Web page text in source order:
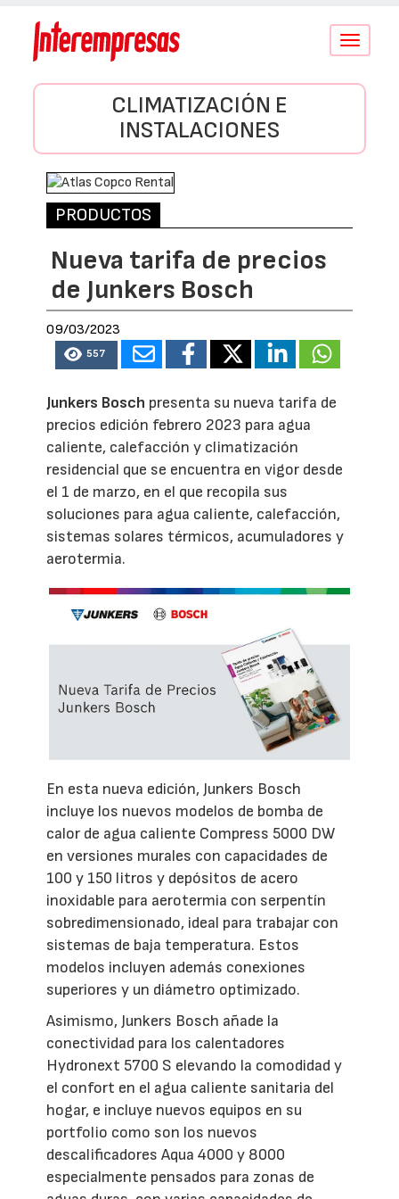
Conmutar
CLIMATIZACIÓN E
INSTALACIONES
PRODUCTOS
Nueva tarifa de precios
de Junkers Bosch
09/03/2023
557
Junkers Bosch presenta su nueva tarifa de
precios edición febrero 2023 para agua
caliente, calefacción y climatización
residencial que se encuentra en vigor desde
el 1 de marzo, en el que recopila sus
soluciones para agua caliente, calefacción,
sistemas solares térmicos, acumuladores y
aerotermia.
En esta nueva edición, Junkers Bosch
incluye los nuevos modelos de bomba de
calor de agua caliente Compress 5000 DW
en versiones murales con capacidades de
100 y 150 litros y depósitos de acero
inoxidable para aerotermia con serpentín
sobredimensionado, ideal para trabajar con
sistemas de baja temperatura. Estos
modelos incluyen además conexiones
superiores y un diámetro optimizado.
Asimismo, Junkers Bosch añade la
conectividad para los calentadores
Hydronext 5700 S elevando la comodidad y
el confort en el agua caliente sanitaria del
hogar, e incluye nuevos equipos en su
portfolio como son los nuevos
descalificadores Aqua 4000 y 8000
especialmente pensados para zonas de